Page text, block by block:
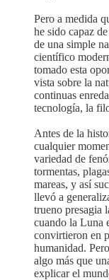
Pero a medida
he sido capaz
de una simple
científico
tomado esta
vista sobre la
continuas
tecnología, la
Antes de la
cualquier
variedad de
tormentas,
mareas, y así
llevó a
trueno presagia
cuando la Luna
convirtieron en
humanidad.
algo más que
explicar el